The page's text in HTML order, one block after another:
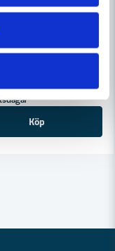
S=8
Badkarsfrässats R=13
Köp